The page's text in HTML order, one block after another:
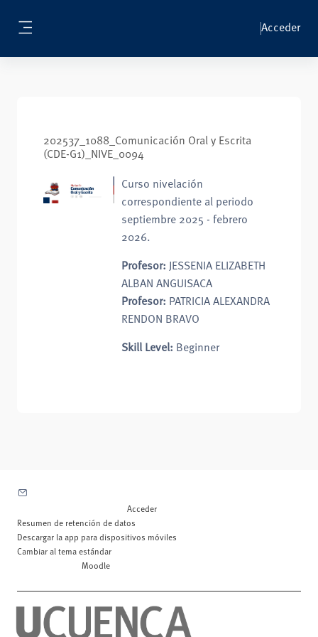
Acceder
202537_1088_Comunicación Oral y Escrita
(CDE-G1)_NIVE_0094
Curso nivelación
correspondiente al periodo
septiembre 2025 - febrero
2026.
Profesor:
JESSENIA ELIZABETH
ALBAN ANGUISACA
Profesor: PATRICIA ALEXANDRA
RENDON BRAVO
Skill Level: Beginner
Acceder
Resumen de retención de datos
Descargar la app para dispositivos móviles
Cambiar al tema estándar
Moodle